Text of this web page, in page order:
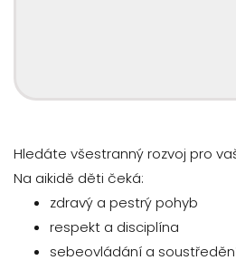
Hledáte všestranný rozvoj pro
Na aikidě děti čeká:
zdravý a pestrý pohyb
respekt a disciplína
sebeovládání a